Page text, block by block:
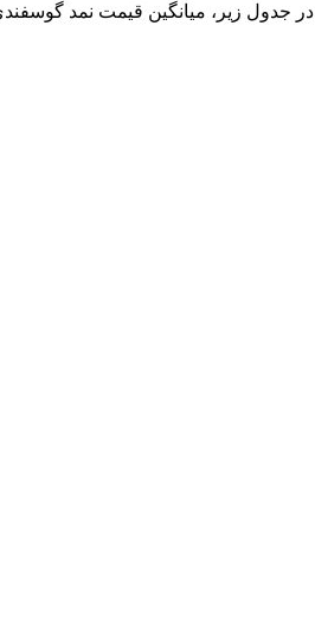
در جدول زیر، میانگین قیمت نمد گوسفندی اصل کد ۱۰ در سال